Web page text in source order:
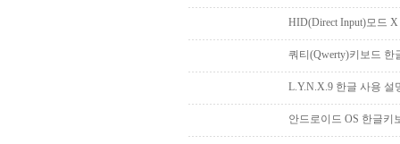
HID(Direct Input)모드
쿼티(Qwerty)키보드 한
L.Y.N.X.9 한글 사용 설
안드로이드 OS 한글키